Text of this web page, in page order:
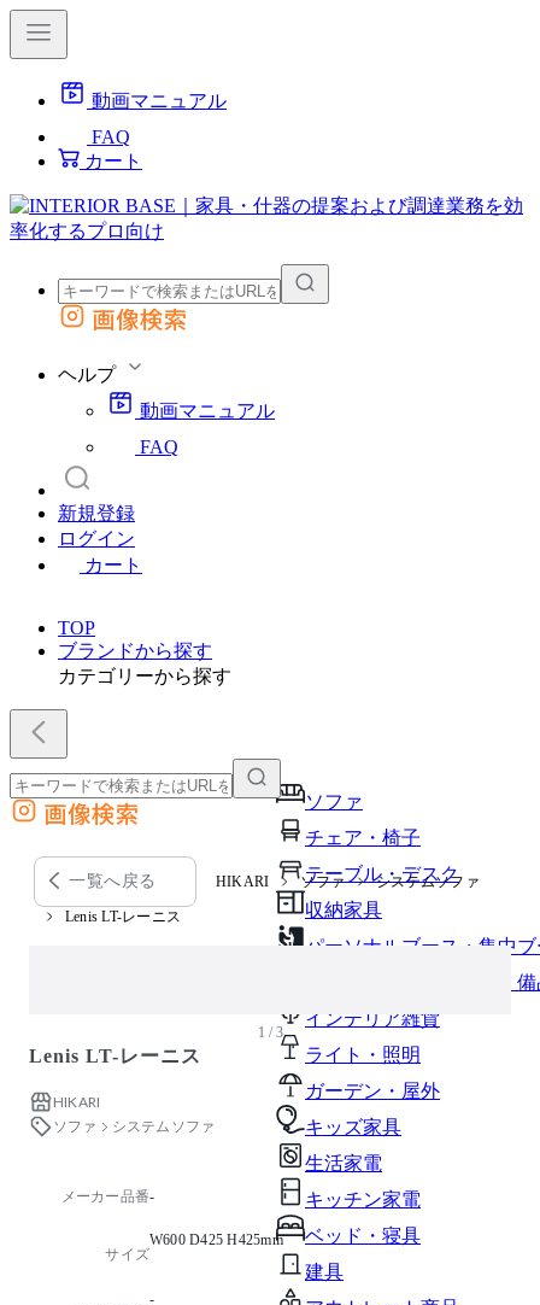
動画マニュアル
FAQ
カート
外部サイトの商品をカートに追加
画像検索
ヘルプ
動画マニュアル
FAQ
新規登録
ログイン
カート
TOP
ブランドから探す
カテゴリーから探す
ソファ
チェア・椅子
テーブル・デスク
収納家具
パーソナルブース・集中
オフィスアクセサリー・
インテリア雑貨
ライト・照明
ガーデン・屋外
キッズ家具
生活家電
キッチン家電
ベッド・寝具
建具
外部サイトの商品をカートに追加
他のサイトで見つけた商品ページのURLを貼り付けて、カートに追加できます
画像検索
一覧へ戻る HIKARI ソファ システムソファ
Lenis LT-レーニス
1 / 3
Lenis LT-レーニス
HIKARI
ソファ
システムソファ
メーカー品番-
サイズ
W600 D425 H425mm
-